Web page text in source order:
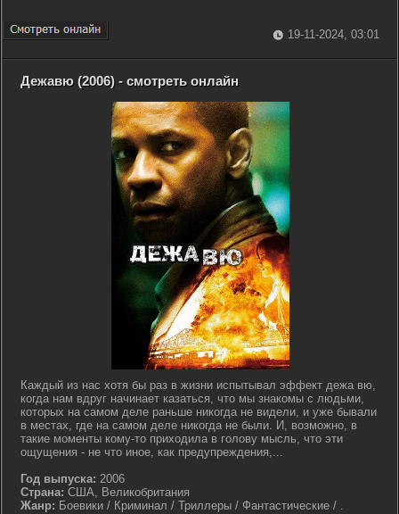
19-11-2024, 03:01
Дежавю (2006) - смотреть онлайн
Каждый из нас хотя бы раз в жизни испытывал эффект дежа вю,
когда нам вдруг начинает казаться, что мы знакомы с людьми,
которых на самом деле раньше никогда не видели, и уже бывали
в местах, где на самом деле никогда не были. И, возможно, в
такие моменты кому-то приходила в голову мысль, что эти
ощущения - не что иное, как предупреждения,...
Год выпуска: 2006
Страна: США, Великобритания
Жанр: Боевики / Криминал / Триллеры / Фантастические / .